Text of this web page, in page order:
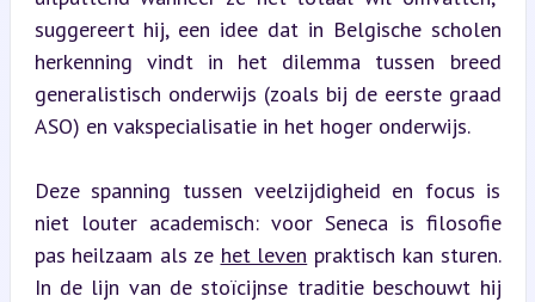
suggereert hij, een idee dat in Belgische scholen
herkenning vindt in het dilemma tussen breed
generalistisch onderwijs (zoals bij de eerste graad
ASO) en vakspecialisatie in het hoger onderwijs.
Deze spanning tussen veelzijdigheid en focus is
niet louter academisch: voor Seneca is filosofie
pas heilzaam als ze het leven praktisch kan sturen.
In de lijn van de stoïcijnse traditie beschouwt hij